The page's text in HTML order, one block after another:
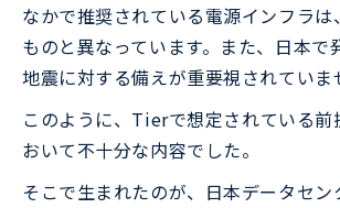
なかで推奨されている電源インフラは
ものと異なっています。また、日本で
地震に対する備えが重要視されていま
このように、Tierで想定されている前
おいて不十分な内容でした。
そこで生まれたのが、日本データセン